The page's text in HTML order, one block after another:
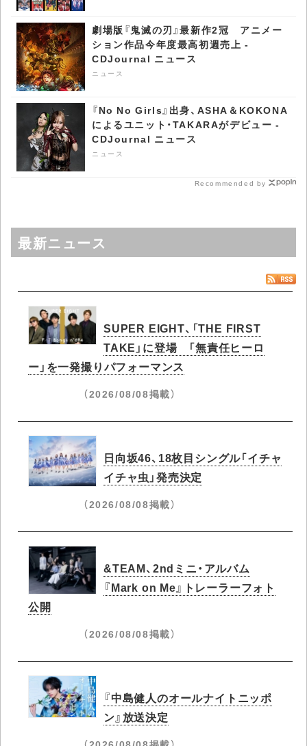
劇場版『鬼滅の刃』最新作2冠 アニメー
ション作品今年度最高初週売上 -
CDJournal ニュース
ニュース
『No No Girls』出身、ASHA＆KOKONA
によるユニット・TAKARAがデビュー -
CDJournal ニュース
ニュース
Recommended by
最新ニュース
SUPER EIGHT、「THE FIRST
TAKE」に登場 「無責任ヒーロ
ー」を一発撮りパフォーマンス
（2026/08/08掲載）
日向坂46、18枚目シングル「イチャ
イチャ虫」発売決定
（2026/08/08掲載）
&TEAM、2ndミニ・アルバム
『Mark on Me』トレーラーフォト
公開
（2026/08/08掲載）
『中島健人のオールナイトニッポ
ン』放送決定